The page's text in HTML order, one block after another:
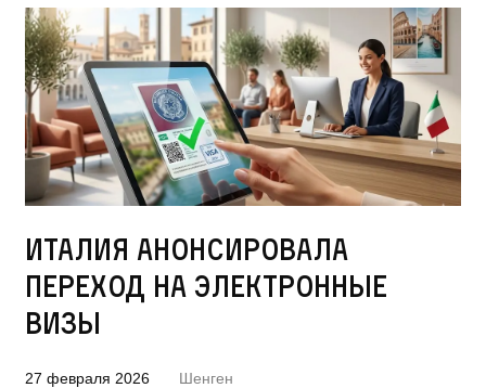
Италия анонсировала
переход на электронные
визы
27 февраля 2026 Шенген